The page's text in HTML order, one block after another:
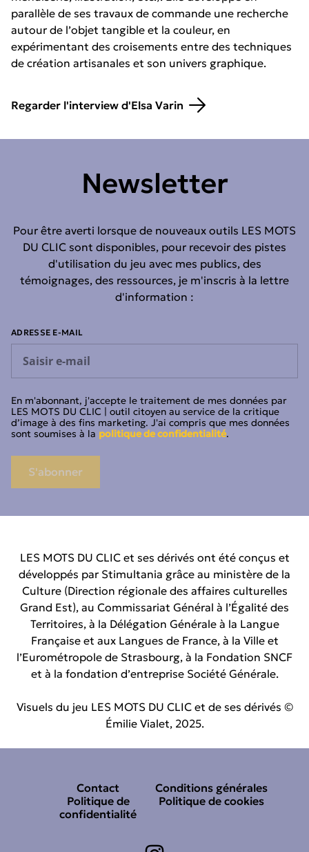
parallèle de ses travaux de commande une recherche
autour de l’objet tangible et la couleur, en
expérimentant des croisements entre des techniques
de création artisanales et son univers graphique.
Regarder l'interview d'Elsa Varin
Newsletter
Pour être averti lorsque de nouveaux outils LES MOTS
DU CLIC sont disponibles, pour recevoir des pistes
d'utilisation du jeu avec mes publics, des
témoignages, des ressources, je m'inscris à la lettre
d'information :
ADRESSE E-MAIL
En m'abonnant, j'accepte le traitement de mes données par
LES MOTS DU CLIC | outil citoyen au service de la critique
d’image à des fins marketing. J'ai compris que mes données
sont soumises à la politique de confidentialité.
S'abonner
LES MOTS DU CLIC et ses dérivés ont été conçus et
développés par Stimultania grâce au ministère de la
Culture (Direction régionale des affaires culturelles
Grand Est), au Commissariat Général à l’Égalité des
Territoires, à la Délégation Générale à la Langue
Française et aux Langues de France, à la Ville et
l’Eurométropole de Strasbourg, à la Fondation SNCF
et à la fondation d’entreprise Société Générale.
Visuels du jeu LES MOTS DU CLIC et de ses dérivés ©
Émilie Vialet, 2025.
Contact
Conditions générales
Politique de
confidentialité
Politique de cookies